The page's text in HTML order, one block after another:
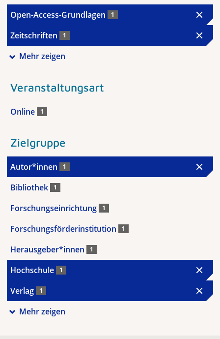
Open-Access-Grundlagen 1
Zeitschriften 1
Mehr zeigen
Veranstaltungsart
Online 1
Zielgruppe
Autor*innen 1
Bibliothek 1
Forschungseinrichtung 1
Forschungsförderinstitution 1
Herausgeber*innen 1
Hochschule 1
Verlag 1
Mehr zeigen